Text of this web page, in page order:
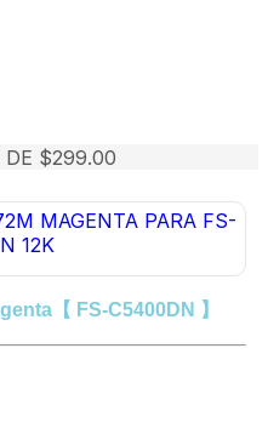
DE $299.00
【 FS-C5400DN 】